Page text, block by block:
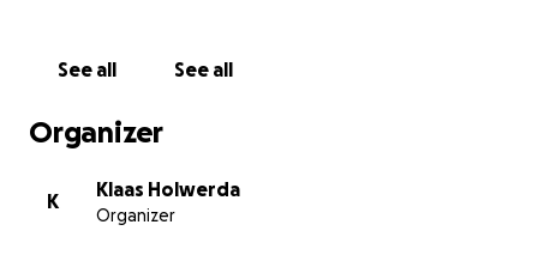
See all See all
Organizer
K
Klaas Holwerda
Organizer